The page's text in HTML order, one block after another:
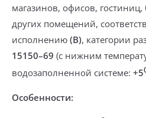
магазинов, офисов,
других помещений,
исполнению (В), категории
15150–69 (с нижним
водозаполненной системе: +5
Особенности: